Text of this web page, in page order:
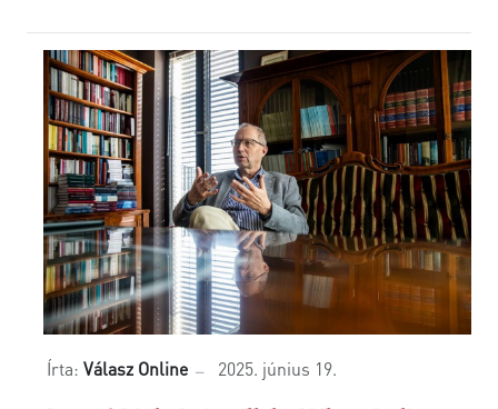
Írta: Válasz Online 2025. június 19.